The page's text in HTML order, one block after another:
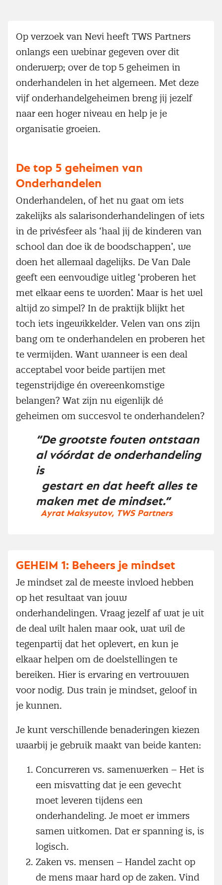
Op verzoek van Nevi heeft TWS Partners
onlangs een webinar gegeven over dit
onderwerp; over de top 5 geheimen in
onderhandelen in het algemeen. Met deze
vijf onderhandelgeheimen breng jij jezelf
naar een hoger niveau en help je je
organisatie groeien.
De top 5 geheimen van
Onderhandelen
Onderhandelen, of het nu gaat om iets
zakelijks als salarisonderhandelingen of iets
in de privésfeer als ‘haal jij de kinderen van
school dan doe ik de boodschappen’, we
doen het allemaal dagelijks. De Van Dale
geeft een eenvoudige uitleg ‘proberen het
met elkaar eens te worden’. Maar is het wel
altijd zo simpel? In de praktijk blijkt het
toch iets ingewikkelder. Velen van ons zijn
bang om te onderhandelen en proberen het
te vermijden. Want wanneer is een deal
acceptabel voor beide partijen met
tegenstrijdige én overeenkomstige
belangen? Wat zijn nu eigenlijk dé
geheimen om succesvol te onderhandelen?
“De grootste fouten ontstaan
al vóórdat de onderhandeling
is
gestart en dat heeft alles te
maken met de mindset.”
Ayrat Maksyutov, TWS Partners
GEHEIM 1: Beheers je mindset
Je mindset zal de meeste invloed hebben
op het resultaat van jouw
onderhandelingen. Vraag jezelf af wat je uit
de deal wilt halen maar ook, wat wil de
tegenpartij dat het oplevert, en kun je
elkaar helpen om de doelstellingen te
bereiken. Hier is ervaring en vertrouwen
voor nodig. Dus train je mindset, geloof in
je kunnen.
Je kunt verschillende benaderingen kiezen
waarbij je gebruik maakt van beide kanten:
Concurreren vs. samenwerken – Het is
een misvatting dat je een gevecht
moet leveren tijdens een
onderhandeling. Je moet er immers
samen uitkomen. Dat er spanning is, is
logisch.
Zaken vs. mensen – Handel zacht op
de mens maar hard op de zaken. Vind